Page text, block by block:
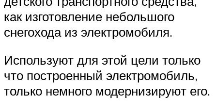
как изготовление небольшого
снегохода из электромобиля.
Используют для этой цели только
что построенный электромобиль,
только немного модернизируют его.